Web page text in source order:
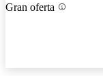
Gran oferta